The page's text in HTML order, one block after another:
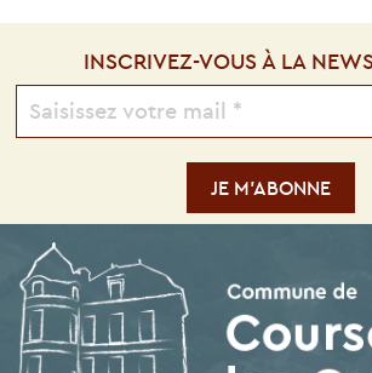
INSCRIVEZ-VOUS À LA